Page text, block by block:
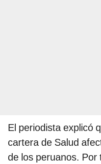
El periodista explicó
cartera de Salud
de los peruanos. Por